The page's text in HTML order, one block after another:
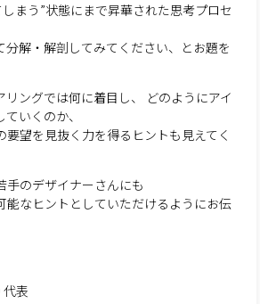
まう”状態にまで昇華された思考プロセ
分解・解剖してみてください、とお題を
リングでは何に着目し、 どのようにアイ
いくのか、
要望を見抜く力を得るヒントも見えてく
手のデザイナーさんにも
能なヒントとしていただけるようにお伝
代表